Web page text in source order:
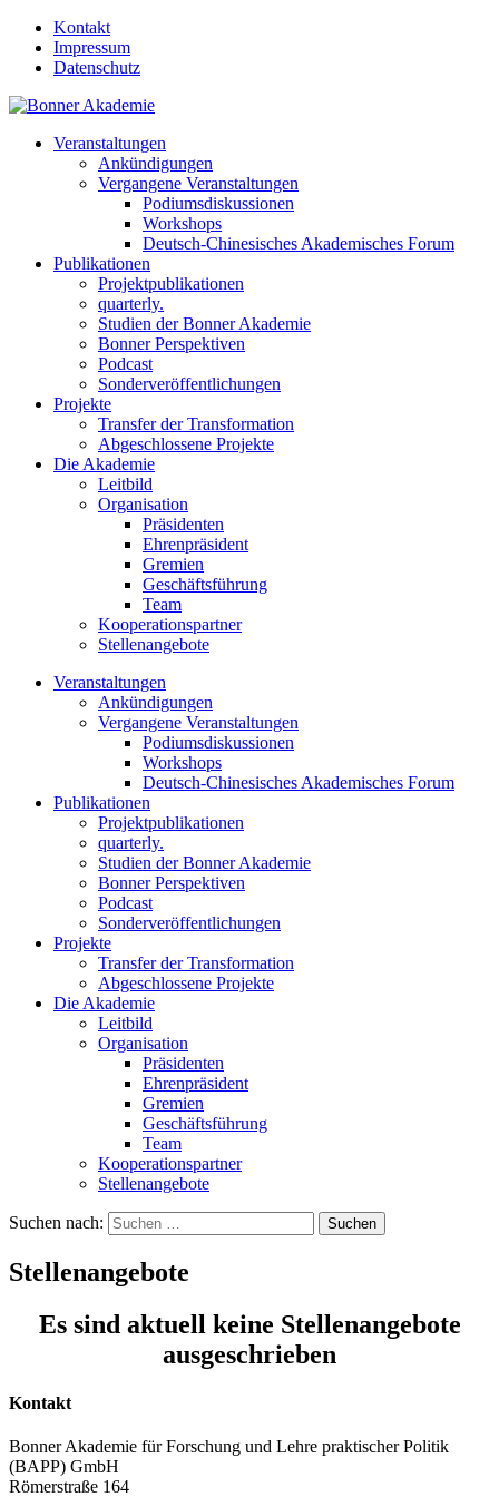
Kontakt
Impressum
Datenschutz
Veranstaltungen
Ankündigungen
Vergangene Veranstaltungen
Podiumsdiskussionen
Workshops
Deutsch-Chinesisches Akademisches Forum
Publikationen
Projektpublikationen
quarterly.
Studien der Bonner Akademie
Bonner Perspektiven
Podcast
Sonderveröffentlichungen
Projekte
Transfer der Transformation
Abgeschlossene Projekte
Die Akademie
Leitbild
Organisation
Präsidenten
Ehrenpräsident
Gremien
Geschäftsführung
Team
Kooperationspartner
Stellenangebote
Veranstaltungen
Ankündigungen
Vergangene Veranstaltungen
Podiumsdiskussionen
Workshops
Deutsch-Chinesisches Akademisches Forum
Publikationen
Projektpublikationen
quarterly.
Studien der Bonner Akademie
Bonner Perspektiven
Podcast
Sonderveröffentlichungen
Projekte
Transfer der Transformation
Abgeschlossene Projekte
Die Akademie
Leitbild
Organisation
Präsidenten
Ehrenpräsident
Gremien
Geschäftsführung
Team
Kooperationspartner
Stellenangebote
Suchen nach:
Stellenangebote
Es sind aktuell keine Stellenangebote
ausgeschrieben
Kontakt
Bonner Akademie für Forschung und Lehre praktischer Politik
(BAPP) GmbH
Römerstraße 164